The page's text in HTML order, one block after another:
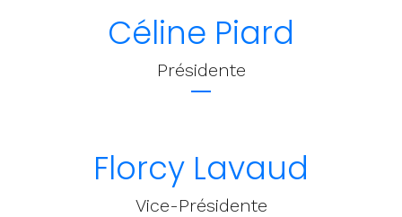
Céline Piard
Présidente
Florcy Lavaud
Vice-Présidente